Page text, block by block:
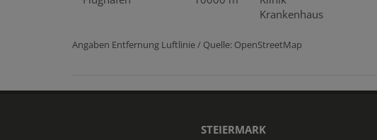
Krankenhaus
Angaben Entfernung Luftlinie / Quelle: OpenStreetMap
STEIERMARK